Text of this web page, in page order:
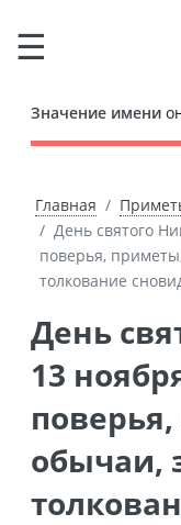
Значение имени
Главная
День святого
поверья,
толкование
День святого Никодима —
13
обычаи,